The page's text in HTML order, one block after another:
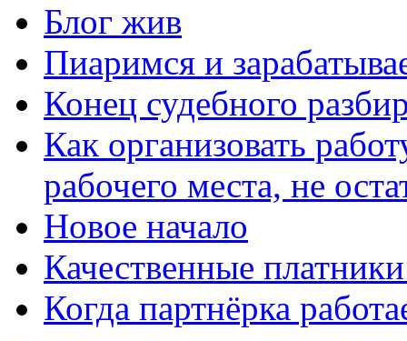
Блог жив
Пиаримся и
Конец судебного
Как организовать
рабочего места, не
Новое начало
Качественные
Когда партнёрка